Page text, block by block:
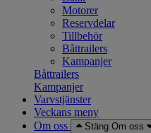
Motorer
Reservdelar
Tillbehör
Båttrailers
Kampanjer
Båttrailers
Kampanjer
Varvstjänster
Veckans meny
Om oss
Stäng Om oss